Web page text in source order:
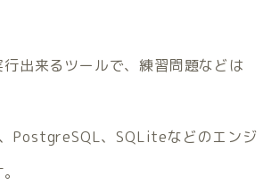
出来るツールで、練習問題などは
PostgreSQL、SQLiteなどのエンジ